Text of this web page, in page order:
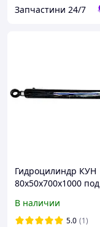
Запчастини 24/7
Гидроцилиндр КУН
80х50х700х1000 под
В наличии
5.0 (1)